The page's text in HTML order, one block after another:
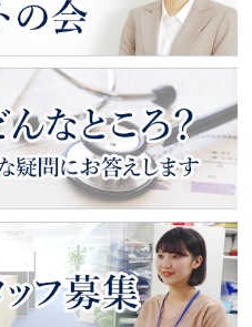
部に関する様々な疑問にお